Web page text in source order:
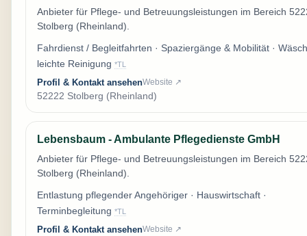
Anbieter für Pflege- und Betreuungsleistungen im Bereich
Stolberg (Rheinland).
Fahrdienst / Begleitfahrten · Spaziergänge & Mobilität ·
leichte Reinigung *TL
Profil & Kontakt ansehenWebsite ↗
52222 Stolberg (Rheinland)
Lebensbaum - Ambulante Pflegedienste GmbH
Anbieter für Pflege- und Betreuungsleistungen im Bereich
Stolberg (Rheinland).
Entlastung pflegender Angehöriger · Hauswirtschaft ·
Terminbegleitung *TL
Profil & Kontakt ansehenWebsite ↗